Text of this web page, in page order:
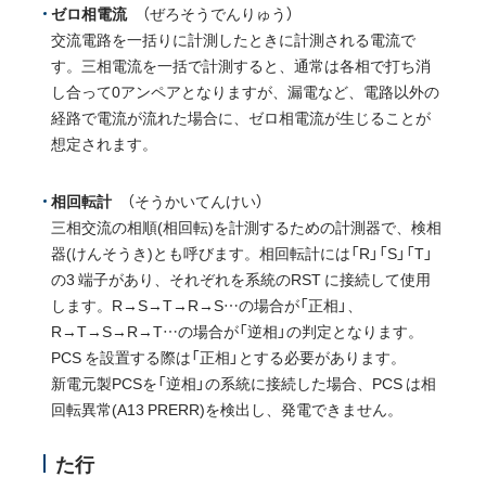
ゼロ相電流（ぜろそうでんりゅう）
交流電路を一括りに計測したときに計測される電流で
す。三相電流を一括で計測すると、通常は各相で打ち消
し合って0アンペアとなりますが、漏電など、電路以外の
経路で電流が流れた場合に、ゼロ相電流が生じることが
想定されます。
相回転計（そうかいてんけい）
三相交流の相順(相回転)を計測するための計測器で、検相
器(けんそうき)とも呼びます。相回転計には「R」「S」「T」
の3 端子があり、それぞれを系統のRST に接続して使用
します。R→S→T→R→S…の場合が「正相」、
R→T→S→R→T…の場合が「逆相」の判定となります。
PCS を設置する際は「正相」とする必要があります。
新電元製PCSを「逆相」の系統に接続した場合、PCS は相
回転異常(A13 PRERR)を検出し、発電できません。
た行